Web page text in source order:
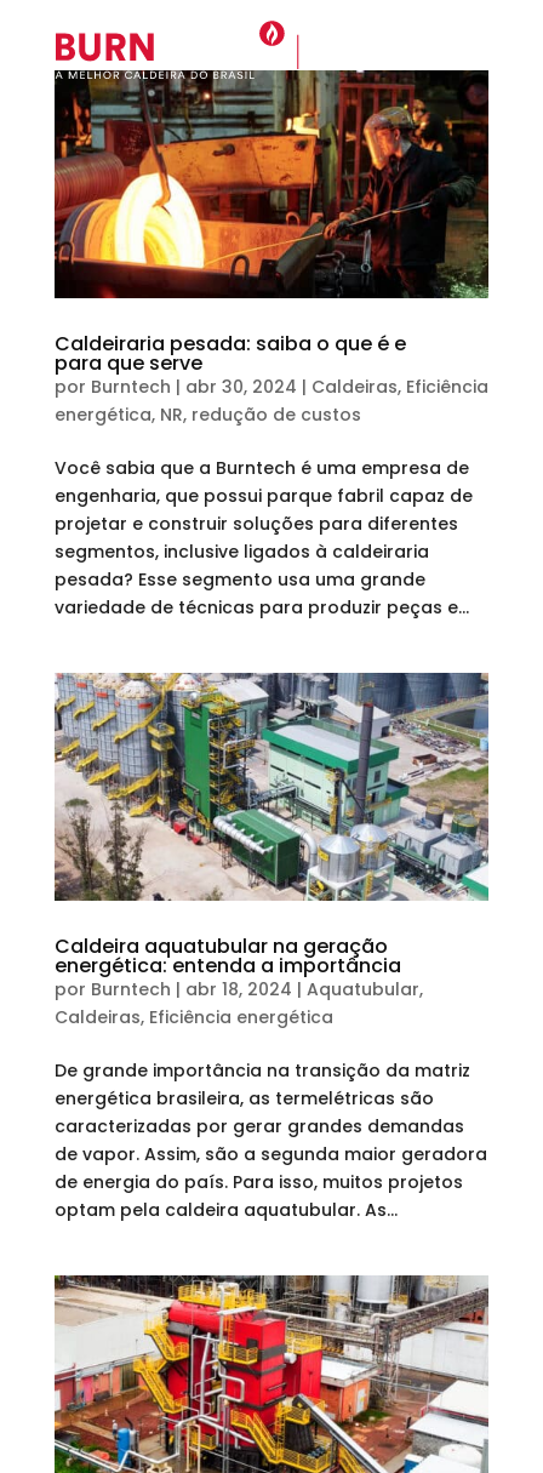
Caldeiraria pesada: saiba o que é e
para que serve
por Burntech | abr 30, 2024 | Caldeiras, Eficiência
energética, NR, redução de custos
Você sabia que a Burntech é uma empresa de
engenharia, que possui parque fabril capaz de
projetar e construir soluções para diferentes
segmentos, inclusive ligados à caldeiraria
pesada? Esse segmento usa uma grande
variedade de técnicas para produzir peças e...
Caldeira aquatubular na geração
energética: entenda a importância
por Burntech | abr 18, 2024 | Aquatubular,
Caldeiras, Eficiência energética
De grande importância na transição da matriz
energética brasileira, as termelétricas são
caracterizadas por gerar grandes demandas
de vapor. Assim, são a segunda maior geradora
de energia do país. Para isso, muitos projetos
optam pela caldeira aquatubular. As...